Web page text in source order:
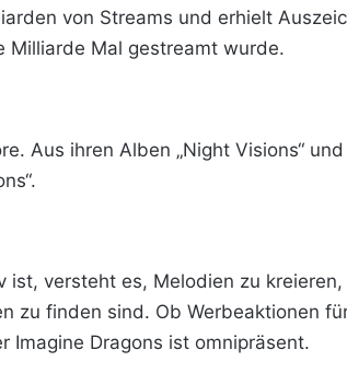
von Streams und erhielt
Milliarde Mal gestreamt wurde.
Aus ihren Alben „Night Visions“
ist, versteht es, Melodien zu
zu finden sind. Ob Werbeaktionen
Imagine Dragons ist omnipräsent.